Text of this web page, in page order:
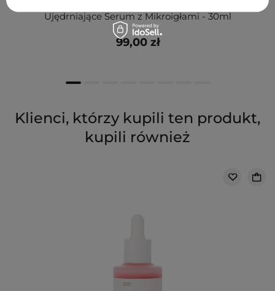
Ujędrniające Serum z Mikroigłami - 30ml
99,00 zł
Klienci, którzy kupili ten produkt,
kupili również